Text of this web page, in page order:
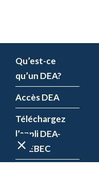
Qu’est-ce
qu’un DEA?
Accès DEA
Téléchargez
l’appli DEA-
QUÉBEC